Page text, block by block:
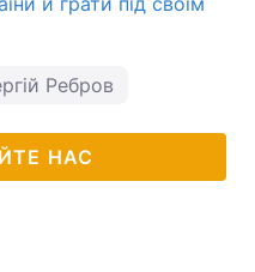
Ребров
НАС